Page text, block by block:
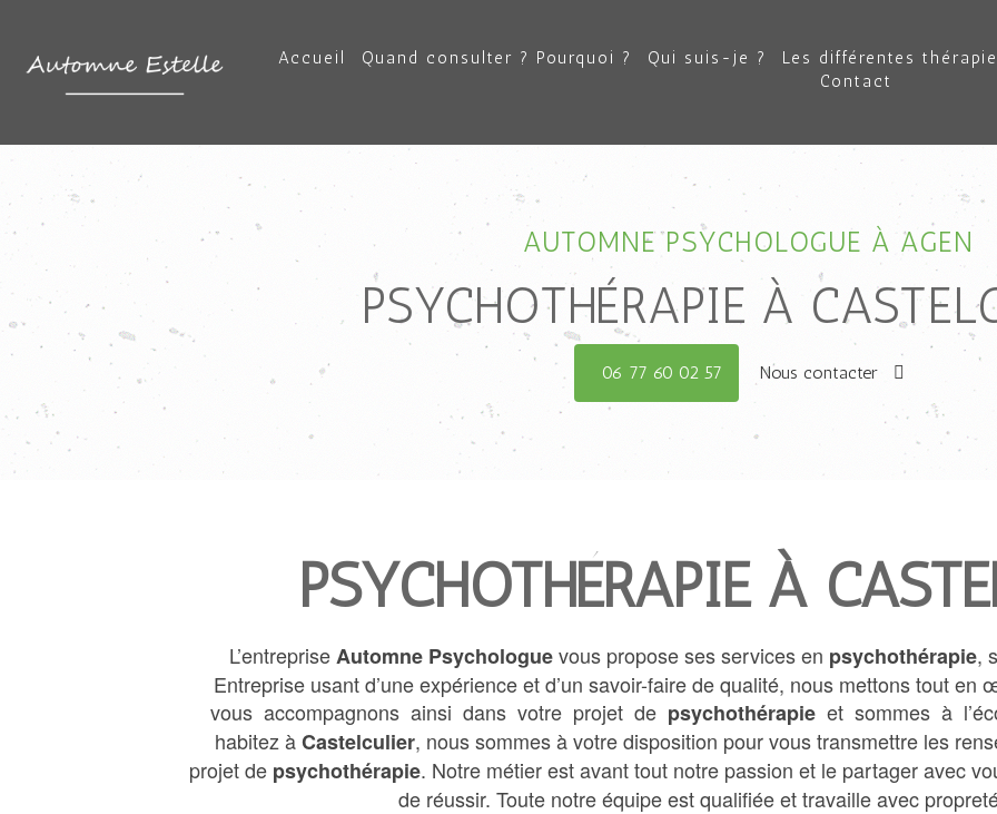
Accueil Quand consulter ? Pourquoi ? Qui suis-je ?
Les différentes
Contact
AUTOMNE PSYCHOLOGUE À AGEN
PSYCHOTHÉRAPIE À
06 77 60 02 57 Nous contacter
PSYCHOTHÉRAPIE À
L’entrepriseAutomne Psychologuevous propose ses services en psychothérapie,
Entreprise usant d’une expérience et d’un savoir-faire de qualité, nous mettons tout
vous accompagnons ainsi dans votre projet de psychothérapieet sommes à
habitez àCastelculier, nous sommes à votre disposition pour vous transmettre les
projet de psychothérapie. Notre métier est avant tout notre passion et le partager avec
de réussir. Toute notre équipe est qualifiée et travaille avec